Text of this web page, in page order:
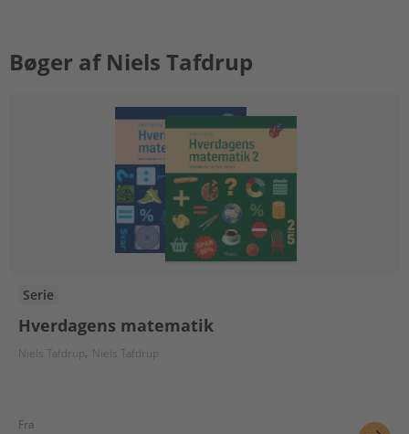
Bøger af Niels Tafdrup
Serie
Hverdagens matematik
Niels Tafdrup Niels Tafdrup
Fra